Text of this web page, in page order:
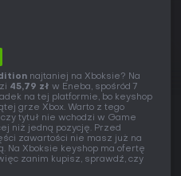
najtaniej na Xboksie? Na
45,79 zł w Eneba, spośród 7
na tej platformie, bo keyshop
grze Xbox. Warto z tego
tytuł nie wchodzi w Game
niż jedną pozycję. Przed
zawartości nie masz już na
Na Xboksie keyshop ma ofertę
zanim kupisz, sprawdź, czy